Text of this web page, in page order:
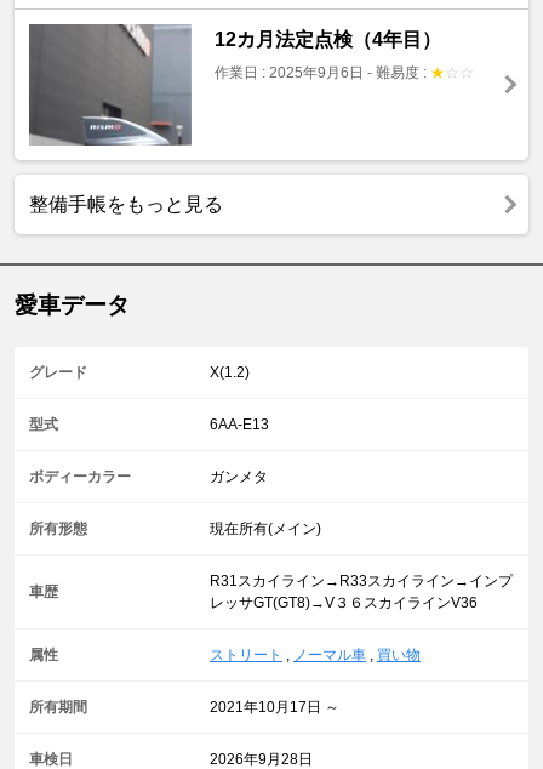
12カ月法定点検（4年目）
作業日 : 2025年9月6日 - 難易度 : ★ ☆ ☆
整備手帳をもっと見る
愛車データ
グレード X(1.2)
型式 6AA-E13
ボディーカラー ガンメタ
所有形態 現在所有(メイン)
車歴
R31スカイライン→R33スカイライン→インプ
レッサGT(GT8)→V３６スカイラインV36
属性 ストリート , ノーマル車 , 買い物
所有期間 2021年10月17日 ～
車検日 2026年9月28日